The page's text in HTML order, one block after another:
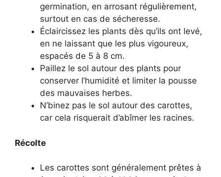
germination, en arrosant régulièrement,
surtout en cas de sécheresse.
Éclaircissez les plants dès qu’ils ont levé,
en ne laissant que les plus vigoureux,
espacés de 5 à 8 cm.
Paillez le sol autour des plants pour
conserver l’humidité et limiter la pousse
des mauvaises herbes.
N’binez pas le sol autour des carottes,
car cela risquerait d’abîmer les racines.
Récolte
Les carottes sont généralement prêtes à